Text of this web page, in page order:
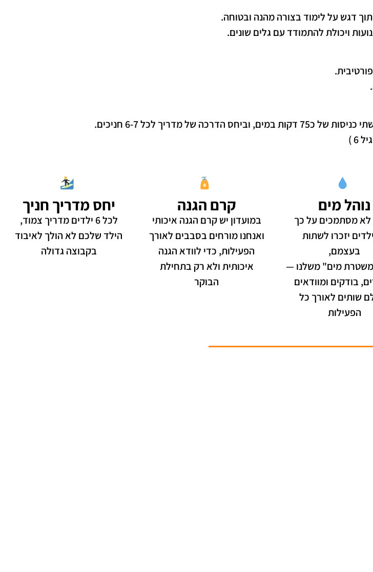
דגש על לימוד בצורה מהנה ובטוחה.
ויכולת להתמודד עם גלים שונים.
מדריך לכל 6-7 חניכים.
6 )
נוהל מים
לא מסתמכים על כך
יזכרו לשתות
בעצמם,
מים" משלנו —
בודקים ומוודאים
שותים לאורך כל
הפעילות
קרם הגנה
במועדון יש קרם הגנה איכותי
ואנחנו מורחים בסבבים לאורך
הפעילות, כדי לוודא הגנה
איכותית ולא רק בתחילת
הבוקר
יחס מדריך חניך
לכל 6 ילדים מדריך צמוד,
הילד שלכם לא הולך לאיבוד
בקבוצה גדולה